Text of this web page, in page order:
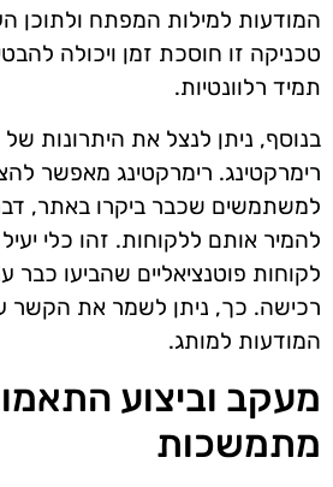
המודעות למילות המפתח ולתוכן
טכניקה זו חוסכת זמן ויכולה
תמיד רלוונטיות.
בנוסף, ניתן לנצל את היתרונות של
רימרקטינג. רימרקטינג מאפשר
למשתמשים שכבר ביקרו באתר,
להמיר אותם ללקוחות. זהו כלי
לקוחות פוטנציאליים שהביעו כבר
רכישה. כך, ניתן לשמר את הקשר
המודעות למותג.
מעקב וביצוע
מתמשכות